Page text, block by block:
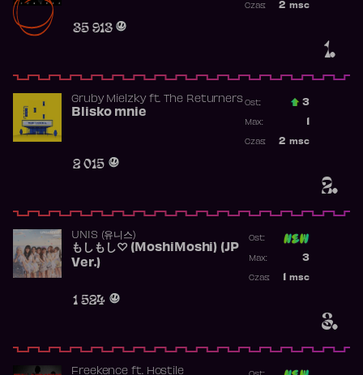
1.
35 913
2 msc
Czas:
2.
Gruby Mielzkyft. The Returners
Blisko mnie
2 015
Ost.: 3
Max:
2 msc
Czas:
3.
UNIS (유니스)
もしもし♡ (MoshiMoshi) (JP
Ver.)
1 524
Ost:
3
Max:
msc
Czas:
Freekence ft. Hostile